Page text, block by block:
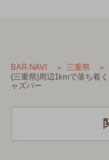
BAR-NAVI 三重県
(三重県)周辺1kmで落ち着
ャズバー